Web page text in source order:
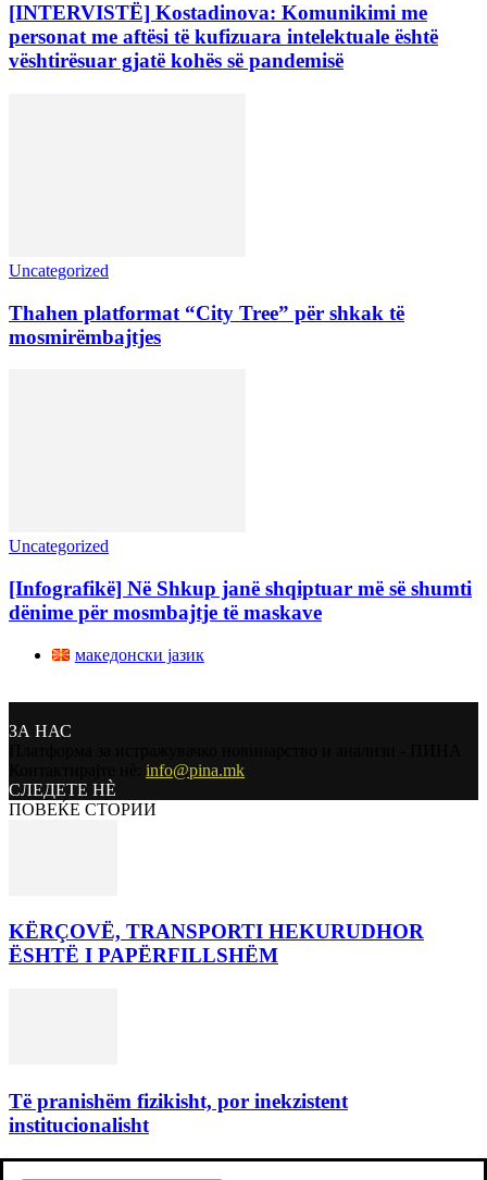
[INTERVISTË] Kostadinova: Komunikimi me
personat me aftësi të kufizuara intelektuale është
vështirësuar gjatë kohës së pandemisë
Uncategorized
Thahen platformat “City Tree” për shkak të
mosmirëmbajtjes
Uncategorized
[Infografikë] Në Shkup janë shqiptuar më së shumti
dënime për mosmbajtje të maskave
македонски јазик
ЗА НАС
info@pina.mk
СЛЕДЕТЕ НЀ
ПОВЕЌЕ СТОРИИ
KËRÇOVË, TRANSPORTI HEKURUDHOR
ËSHTË I PAPËRFILLSHËM
Të pranishëm fizikisht, por inekzistent
institucionalisht